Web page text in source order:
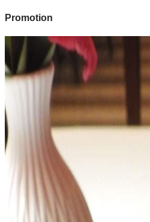
Promotion